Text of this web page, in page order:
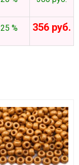
25 % 356 руб.